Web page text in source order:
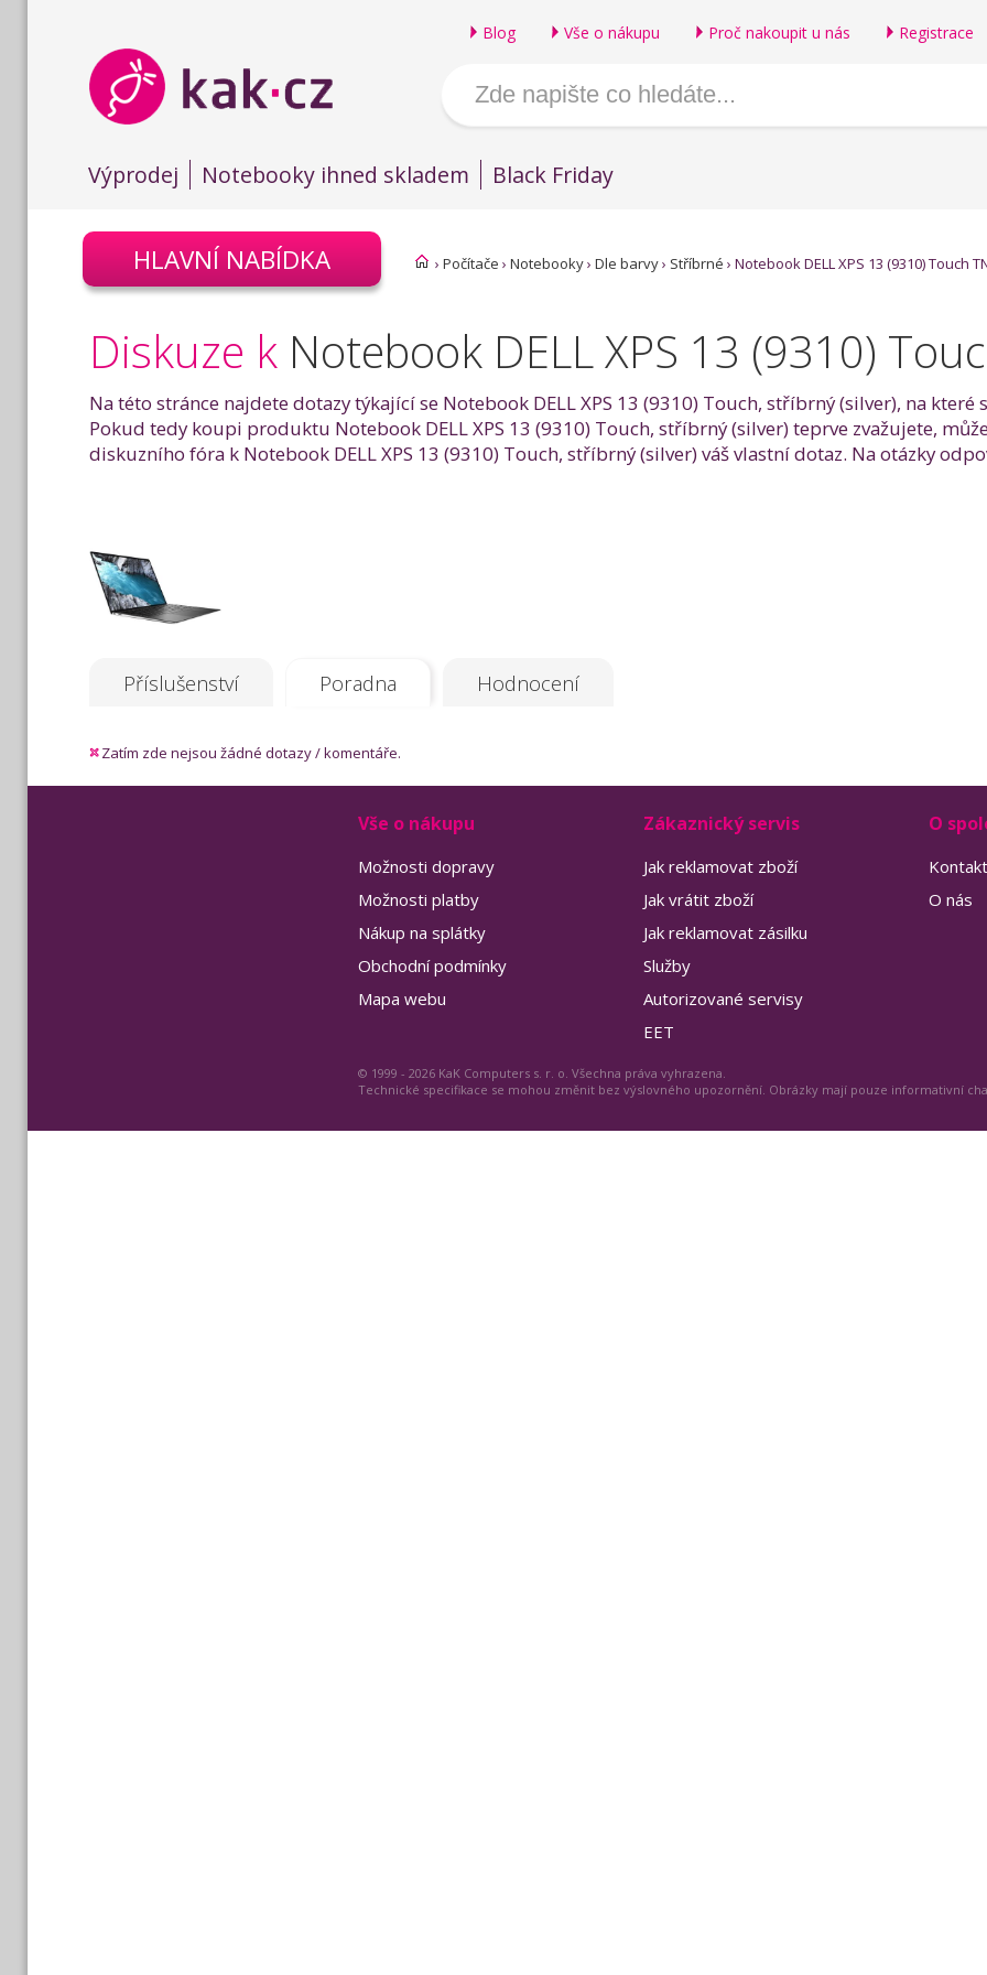
Blog Vše o nákupu Proč nakoupit u nás Registrace
Výprodej Notebooky ihned skladem Black Friday
HLAVNÍ NABÍDKA › Počítače › Notebooky› Dle barvy› Stříbrné › Notebook DELL XPS 13 (9310) Touch
Diskuze k Notebook DELL XPS 13 (9310)
Na této stránce najdete dotazy týkající se Notebook DELL XPS 13 (9310) Touch, stříbrný (silver), na které
Pokud tedy koupi produktu Notebook DELL XPS 13 (9310) Touch, stříbrný (silver) teprve zvažujete,
diskuzního fóra k Notebook DELL XPS 13 (9310) Touch, stříbrný (silver) váš vlastní dotaz. Na otázky
Příslušenství Poradna Hodnocení
Zatím zde nejsou žádné dotazy / komentáře.
Vše o nákupu
Možnosti dopravy
Možnosti platby
Nákup na splátky
Obchodní podmínky
Mapa webu
Zákaznický servis
Jak reklamovat zboží
Jak vrátit zboží
Jak reklamovat zásilku
Služby
Autorizované servisy
EET
O
O nás
© 1999 - 2026 KaK Computers s. r. o. Všechna práva vyhrazena.
Technické specifikace se mohou změnit bez výslovného upozornění. Obrázky mají pouze informativní